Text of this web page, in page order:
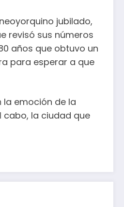
jubilado,
revisó sus números
años que obtuvo un
para esperar a que
la emoción de la
cabo, la ciudad que